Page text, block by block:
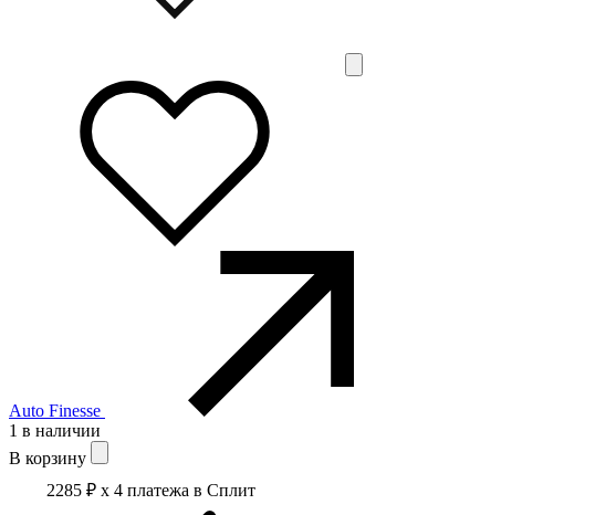
Auto Finesse
1 в наличии
В корзину
2285 ₽x 4 платежа в Сплит